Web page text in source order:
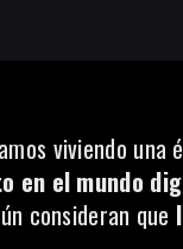
viviendo una
en el mundo
consideran que